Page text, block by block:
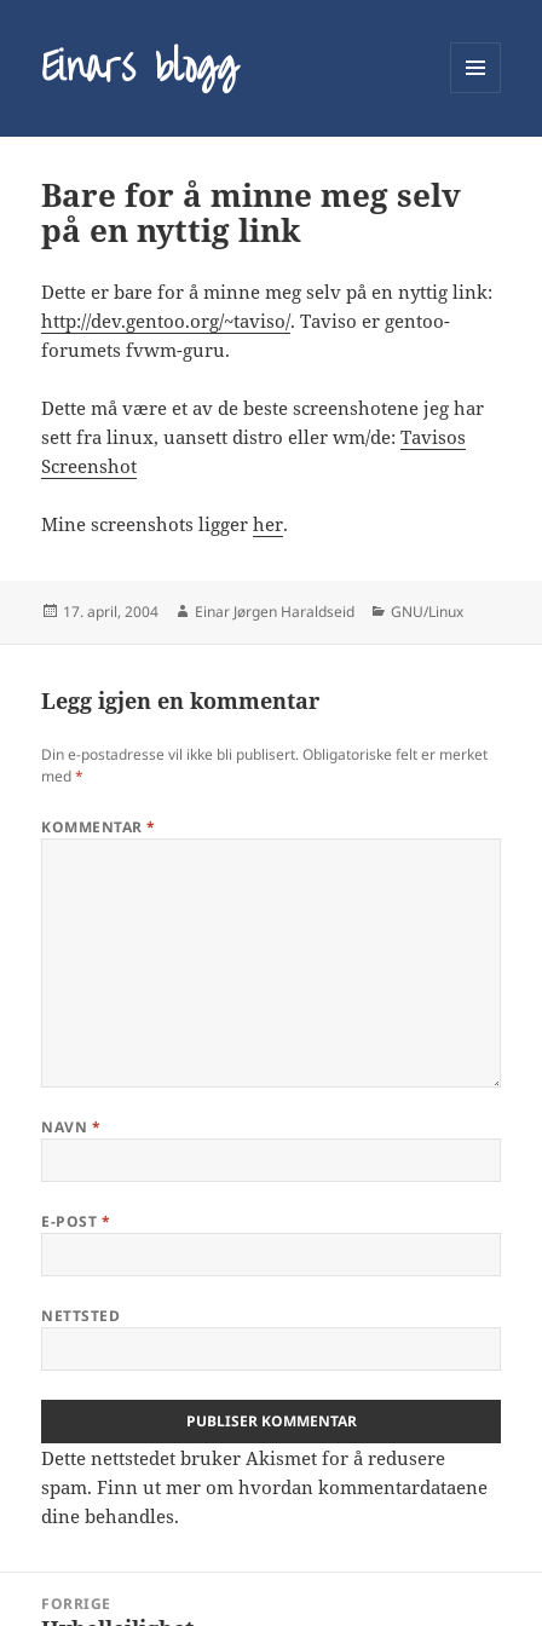
Einars blogg
WIDGETER
Bare for å minne meg selv
på en nyttig link
Dette er bare for å minne meg selv på en nyttig link:
http://dev.gentoo.org/~taviso/. Taviso er gentoo-
forumets fvwm-guru.
Dette må være et av de beste screenshotene jeg har
sett fra linux, uansett distro eller wm/de:Tavisos
Screenshot
Mine screenshots liggerher.
Publisert
17. april, 2004 Forfatter
Einar Jørgen Haraldseid Kategorier
GNU/Linux
Legg igjen en kommentar
Din e-postadresse vil ikke bli publisert. Obligatoriske felt er merket
med*
KOMMENTAR*
NAVN *
E-POST *
NETTSTED
Dette nettstedet bruker Akismet for å redusere
spam.Finn ut mer om hvordan kommentardataene
dine behandles.
FORRIGE